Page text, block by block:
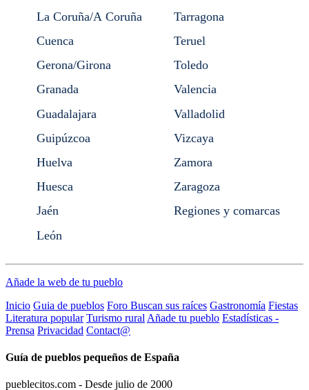
La Coruña/A Coruña
Cuenca
Gerona/Girona
Granada
Guadalajara
Guipúzcoa
Huelva
Huesca
Jaén
León
Tarragona
Teruel
Toledo
Valencia
Valladolid
Vizcaya
Zamora
Zaragoza
Regiones y comarcas
Añade la web de tu pueblo
Inicio Guia de pueblos Foro Buscan sus raíces Gastronomía Fiestas
Literatura popular Turismo rural Añade tu pueblo Estadísticas -
Prensa Privacidad Contact@
Guía de pueblos pequeños de España
pueblecitos.com - Desde julio de 2000